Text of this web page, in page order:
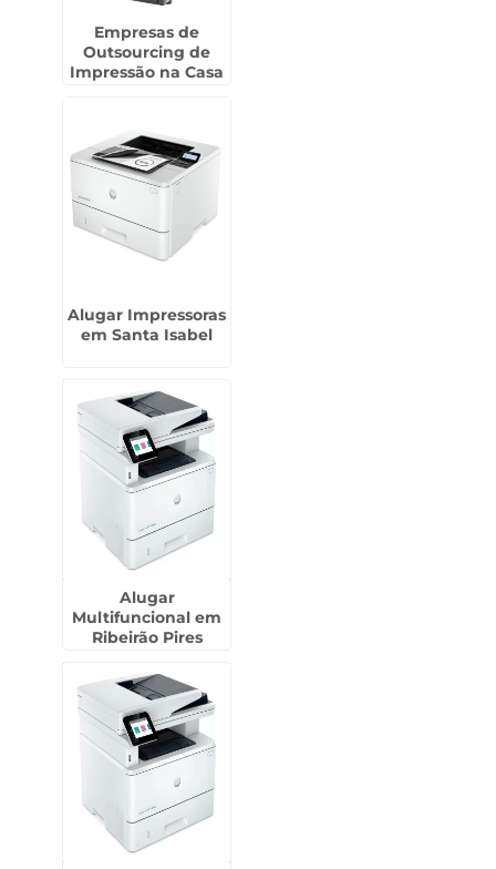
Empresas de
Outsourcing de
Impressão na Casa
Alugar Impressoras
em Santa Isabel
Alugar
Multifuncional em
Ribeirão Pires